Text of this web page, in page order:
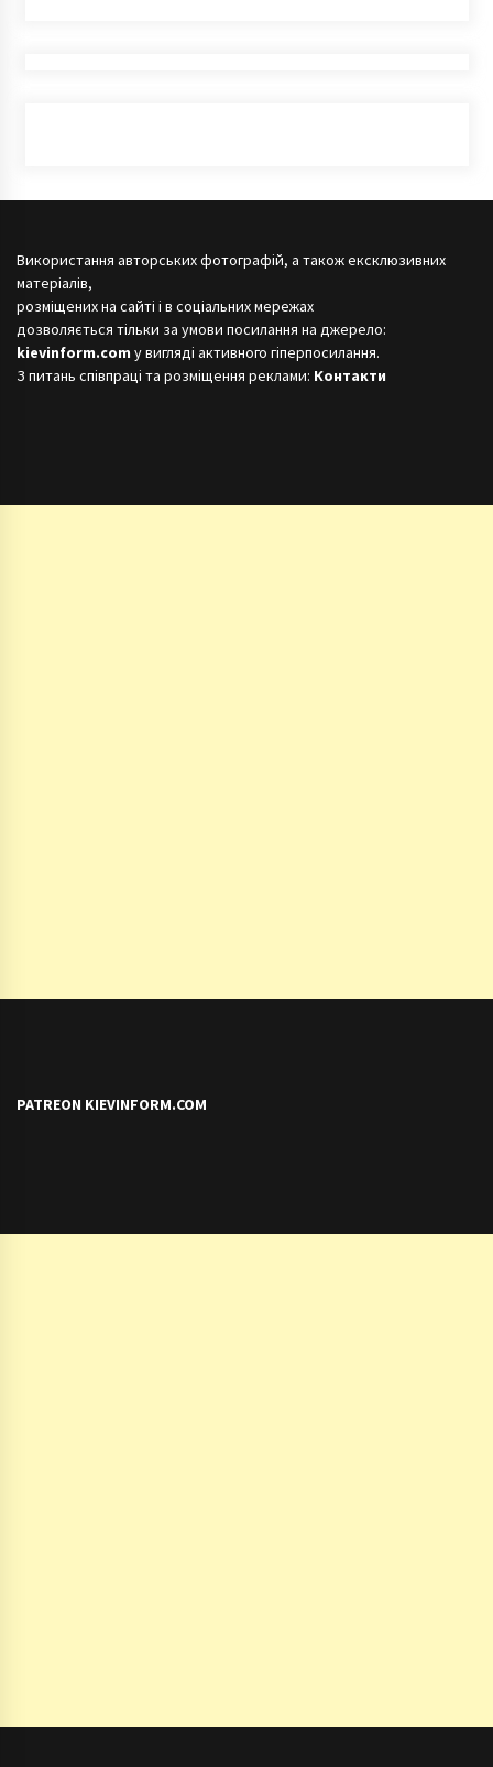
Використання авторських фотографій, а також ексклюзивних
матеріалів,
розміщених на сайті і в соціальних мережах
дозволяється тільки за умови посилання на джерело:
kievinform.com у вигляді активного гіперпосилання.
З питань співпраці та розміщення реклами: Контакти
PATREON KIEVINFORM.COM